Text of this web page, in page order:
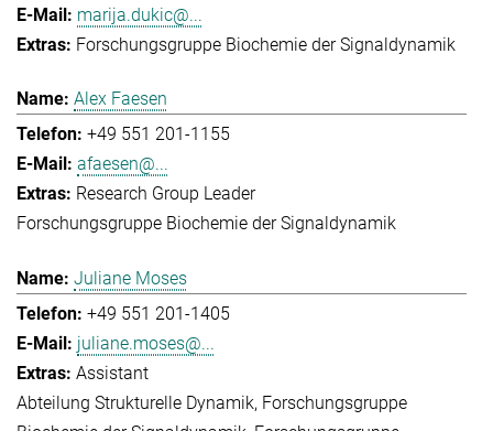
marija.dukic@...
Forschungsgruppe Biochemie der Signaldynamik
Alex Faesen
+49 551 201-1155
afaesen@...
Research Group Leader
Forschungsgruppe Biochemie der Signaldynamik
Juliane Moses
+49 551 201-1405
juliane.moses@...
Assistant
Abteilung Strukturelle Dynamik Forschungsgruppe